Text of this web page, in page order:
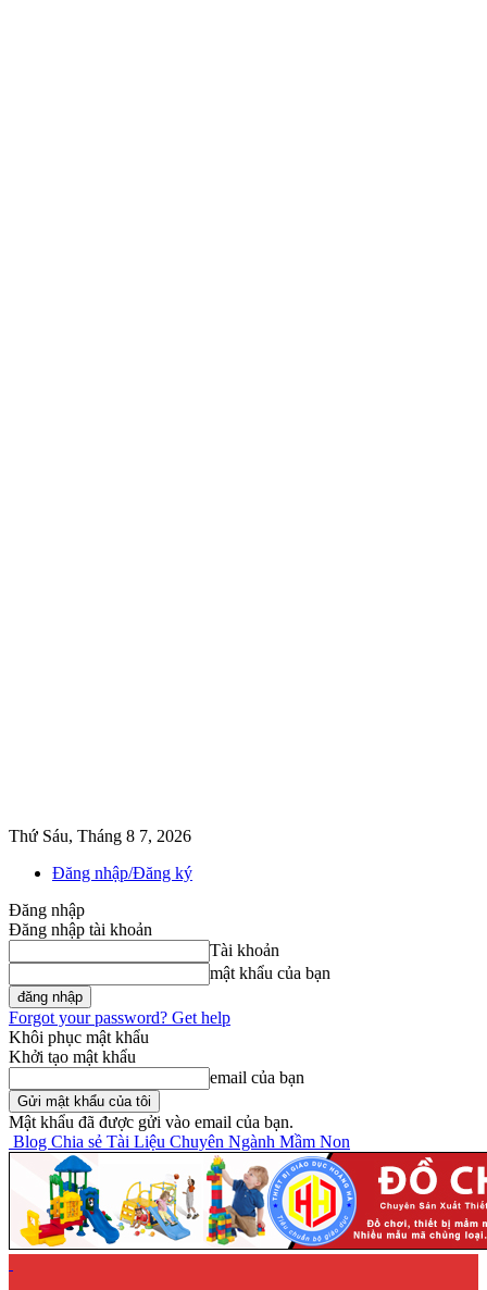
Thứ Sáu, Tháng 8 7, 2026
Đăng nhập/Đăng ký
Đăng nhập
Đăng nhập tài khoản
Tài khoản
mật khẩu của bạn
Forgot your password? Get help
Khôi phục mật khẩu
Khởi tạo mật khẩu
email của bạn
Mật khẩu đã được gửi vào email của bạn.
Blog Chia sẻ Tài Liệu Chuyên Ngành Mầm Non